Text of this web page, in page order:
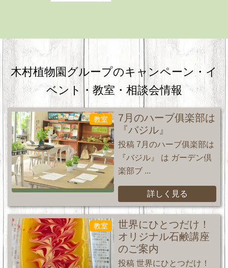
木村植物園グループのキャンペーン・ イ
ベント・教室・相談会情報
教室
7月のハーブ俱楽部は
『バジル』
投稿 7月のハーブ俱楽部は
『バジル』 は ガーデン倶
楽部ブ ...
詳しく見る
教室
世界にひとつだけ！
オリジナル石鹸講座
のご案内
投稿 世界にひとつだけ！